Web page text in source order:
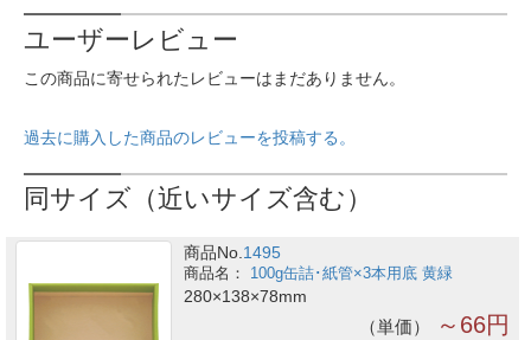
ユーザーレビュー
この商品に寄せられたレビューはまだありません。
過去に購入した商品のレビューを投稿する。
同サイズ（近いサイズ含む）
商品No.1495
100g缶詰･紙管×3本用底 黄緑
280×138×78mm
単価 ～66円